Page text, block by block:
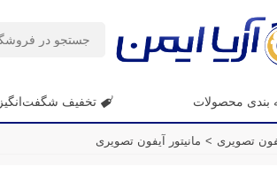
بندی محصولات تخفیف شگفت‌انگیز
تصویری > مانیتور آیفون تصویری